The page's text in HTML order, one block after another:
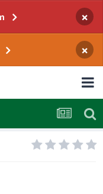
×
×